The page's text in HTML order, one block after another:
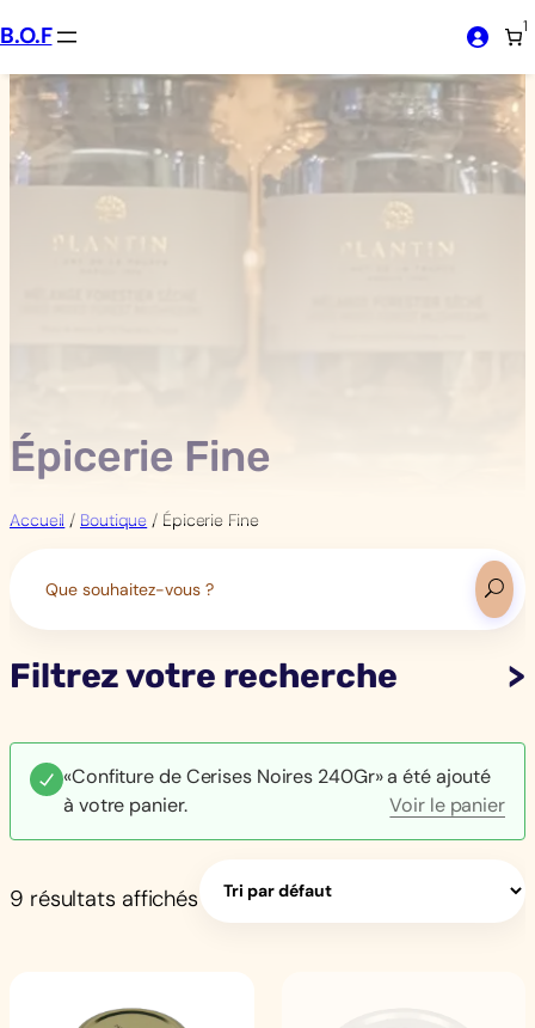
Aller
au
contenu
B.O.F 1
Épicerie Fine
Accueil / Boutique / Épicerie Fine
for:
Filtrez votre recherche
«Confiture de Cerises Noires 240Gr» a été ajouté
à votre panier.
Voir le panier
9 résultats affichés